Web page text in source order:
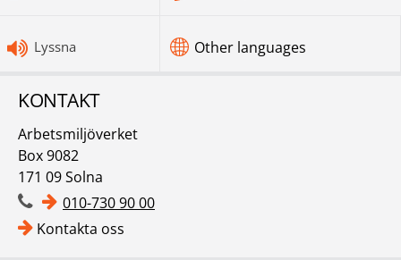
Lyssna Other languages
KONTAKT
Arbetsmiljöverket
Box 9082
171 09 Solna
010-730 90 00
Kontakta oss